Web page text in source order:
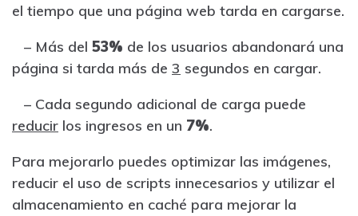
el tiempo que una página web tarda en cargarse.
– Más del 53% de los usuarios abandonará una
página si tarda más de 3 segundos en cargar.
– Cada segundo adicional de carga puede
reducir los ingresos en un 7%.
Para mejorarlo puedes optimizar las imágenes,
reducir el uso de scripts innecesarios y utilizar el
almacenamiento en caché para mejorar la